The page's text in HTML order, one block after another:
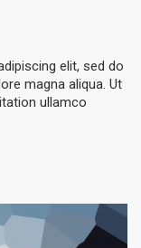
elit, sed do
magna aliqua. Ut
ullamco